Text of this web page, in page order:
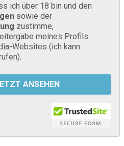
ich über 18 bin und den
sowie der
zustimme,
meines Profils
Websites (ich kann